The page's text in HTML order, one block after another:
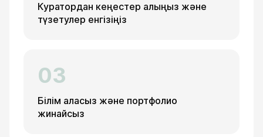
Куратордан кеңестер алыңыз және
түзетулер енгізіңіз
03
Білім аласыз және портфолио
жинайсыз